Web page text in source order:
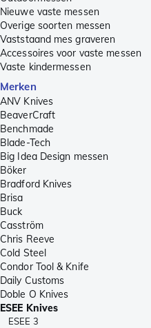
Nieuwe vaste messen
Overige soorten messen
Vaststaand mes graveren
Accessoires voor vaste messen
Vaste kindermessen
Merken
ANV Knives
BeaverCraft
Benchmade
Blade-Tech
Big Idea Design messen
Böker
Bradford Knives
Brisa
Buck
Casström
Chris Reeve
Cold Steel
Condor Tool & Knife
Daily Customs
Doble O Knives
ESEE Knives
ESEE 3